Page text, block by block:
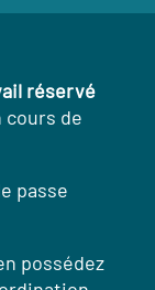
réservé
cours de
passe
possédez